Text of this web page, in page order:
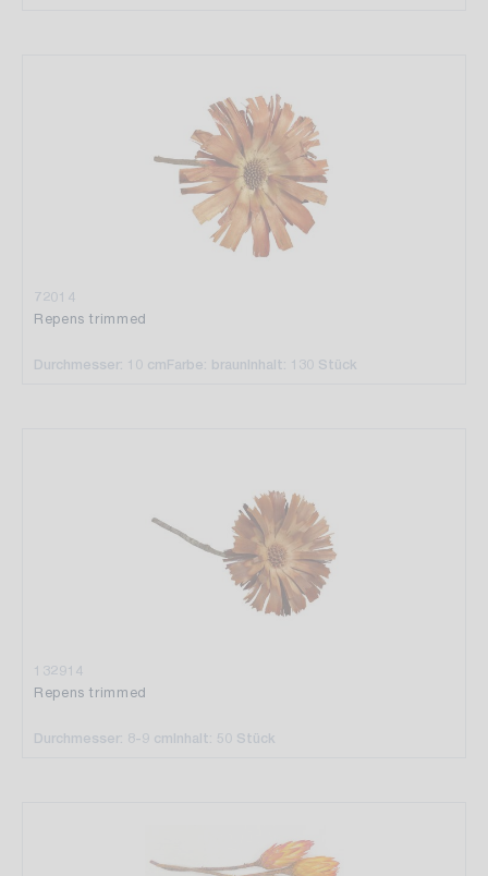
72014
Repens trimmed
Durchmesser: 10 cmFarbe: braunInhalt: 130 Stück
132914
Repens trimmed
Durchmesser: 8-9 cmInhalt: 50 Stück